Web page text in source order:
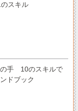
スキル
の手 10のスキルで
ドブック